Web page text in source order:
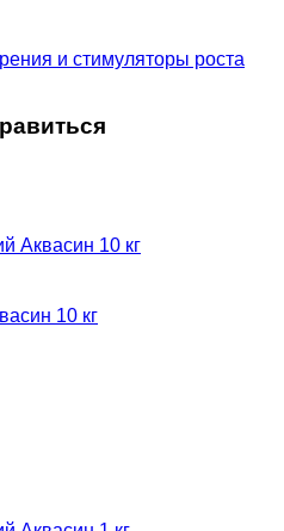
и стимуляторы роста
10 кг